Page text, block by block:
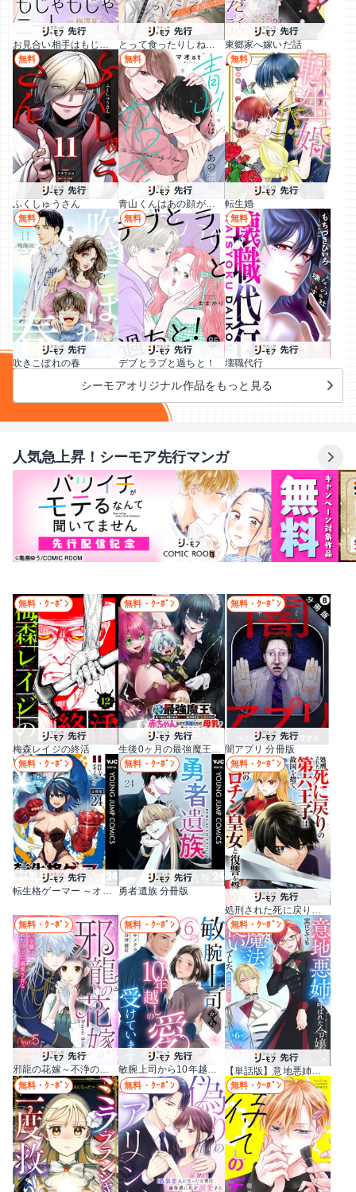
お見合い相手はもじゃもじゃニート とって食ったりしねぇから～元ヤンくんとの恋事情～ 東郷家へ嫁いだ話
無料
ふくしゅうさん
無料
青山くんはあの顔がカワイイ
無料
転生婚
無料
吹きこぼれの春
無料
デブとラブと過ちと！
無料
壊職代行
シーモアオリジナル作品をもっと見る
人気急上昇！シーモア先行マンガ
無料・ｸｰﾎﾟﾝ
梅森レイジの終活
無料・ｸｰﾎﾟﾝ
生後0ヶ月の最強魔王 食べるだけ強くなるチート能力持ち転生者だけど赤ちゃんなので英雄たちの母乳で成長して無双します
無料・ｸｰﾎﾟﾝ
闇アプリ 分冊版
無料・ｸｰﾎﾟﾝ
転生格ゲーマー ～オジでも勝てる異世界攻略～ 分冊版
無料・ｸｰﾎﾟﾝ
勇者遺族 分冊版
無料・ｸｰﾎﾟﾝ
処刑された死に戻りの第六王子は故国を捨て、隣国のギロチン皇女と復讐を誓う（分冊版）
無料・ｸｰﾎﾟﾝ
邪龍の花嫁～不浄の令嬢は呪われた皇子に溺愛される～
無料・ｸｰﾎﾟﾝ
敏腕上司から10年越しの愛を受けています
無料・ｸｰﾎﾟﾝ
無料・ｸｰﾎﾟﾝ 無料・ｸｰﾎﾟﾝ 無料・ｸｰﾎﾟﾝ